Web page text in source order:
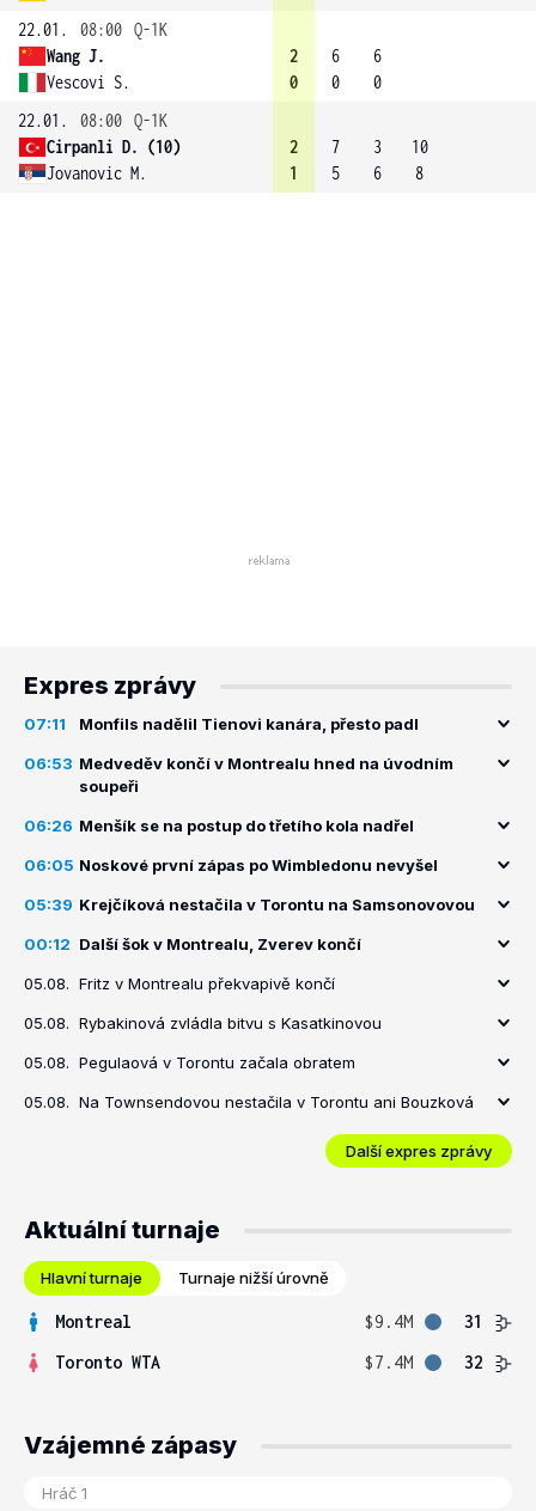
22.01.
08:00 Q-1K
Wang J.
Vescovi S.
2
0
6
0
6
0
22.01.
08:00 Q-1K
Cirpanli D. (10)
Jovanovic M.
2
1
7
5
3
6
10
8
Expres zprávy
07:11 Monfils nadělil Tienovi kanára, přesto padl
06:53 Medveděv končí v Montrealu hned na úvodním
soupeři
06:26 Menšík se na postup do třetího kola nadřel
06:05 Noskové první zápas po Wimbledonu nevyšel
05:39 Krejčíková nestačila v Torontu na Samsonovovou
00:12 Další šok v Montrealu, Zverev končí
05.08. Fritz v Montrealu překvapivě končí
05.08. Rybakinová zvládla bitvu s Kasatkinovou
05.08. Pegulaová v Torontu začala obratem
05.08. Na Townsendovou nestačila v Torontu ani Bouzková
Další expres zprávy
Aktuální turnaje
Hlavní turnaje Turnaje nižší úrovně
Montreal $9.4M
31
Toronto WTA
$7.4M 32
Vzájemné zápasy